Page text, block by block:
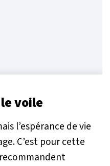
voile
l’espérance de vie
C’est pour cette